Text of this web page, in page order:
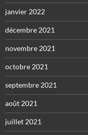
janvier 2022
décembre 2021
novembre 2021
octobre 2021
septembre 2021
août 2021
juillet 2021